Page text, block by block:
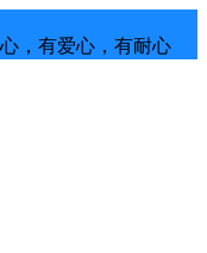
，有爱心，有耐心